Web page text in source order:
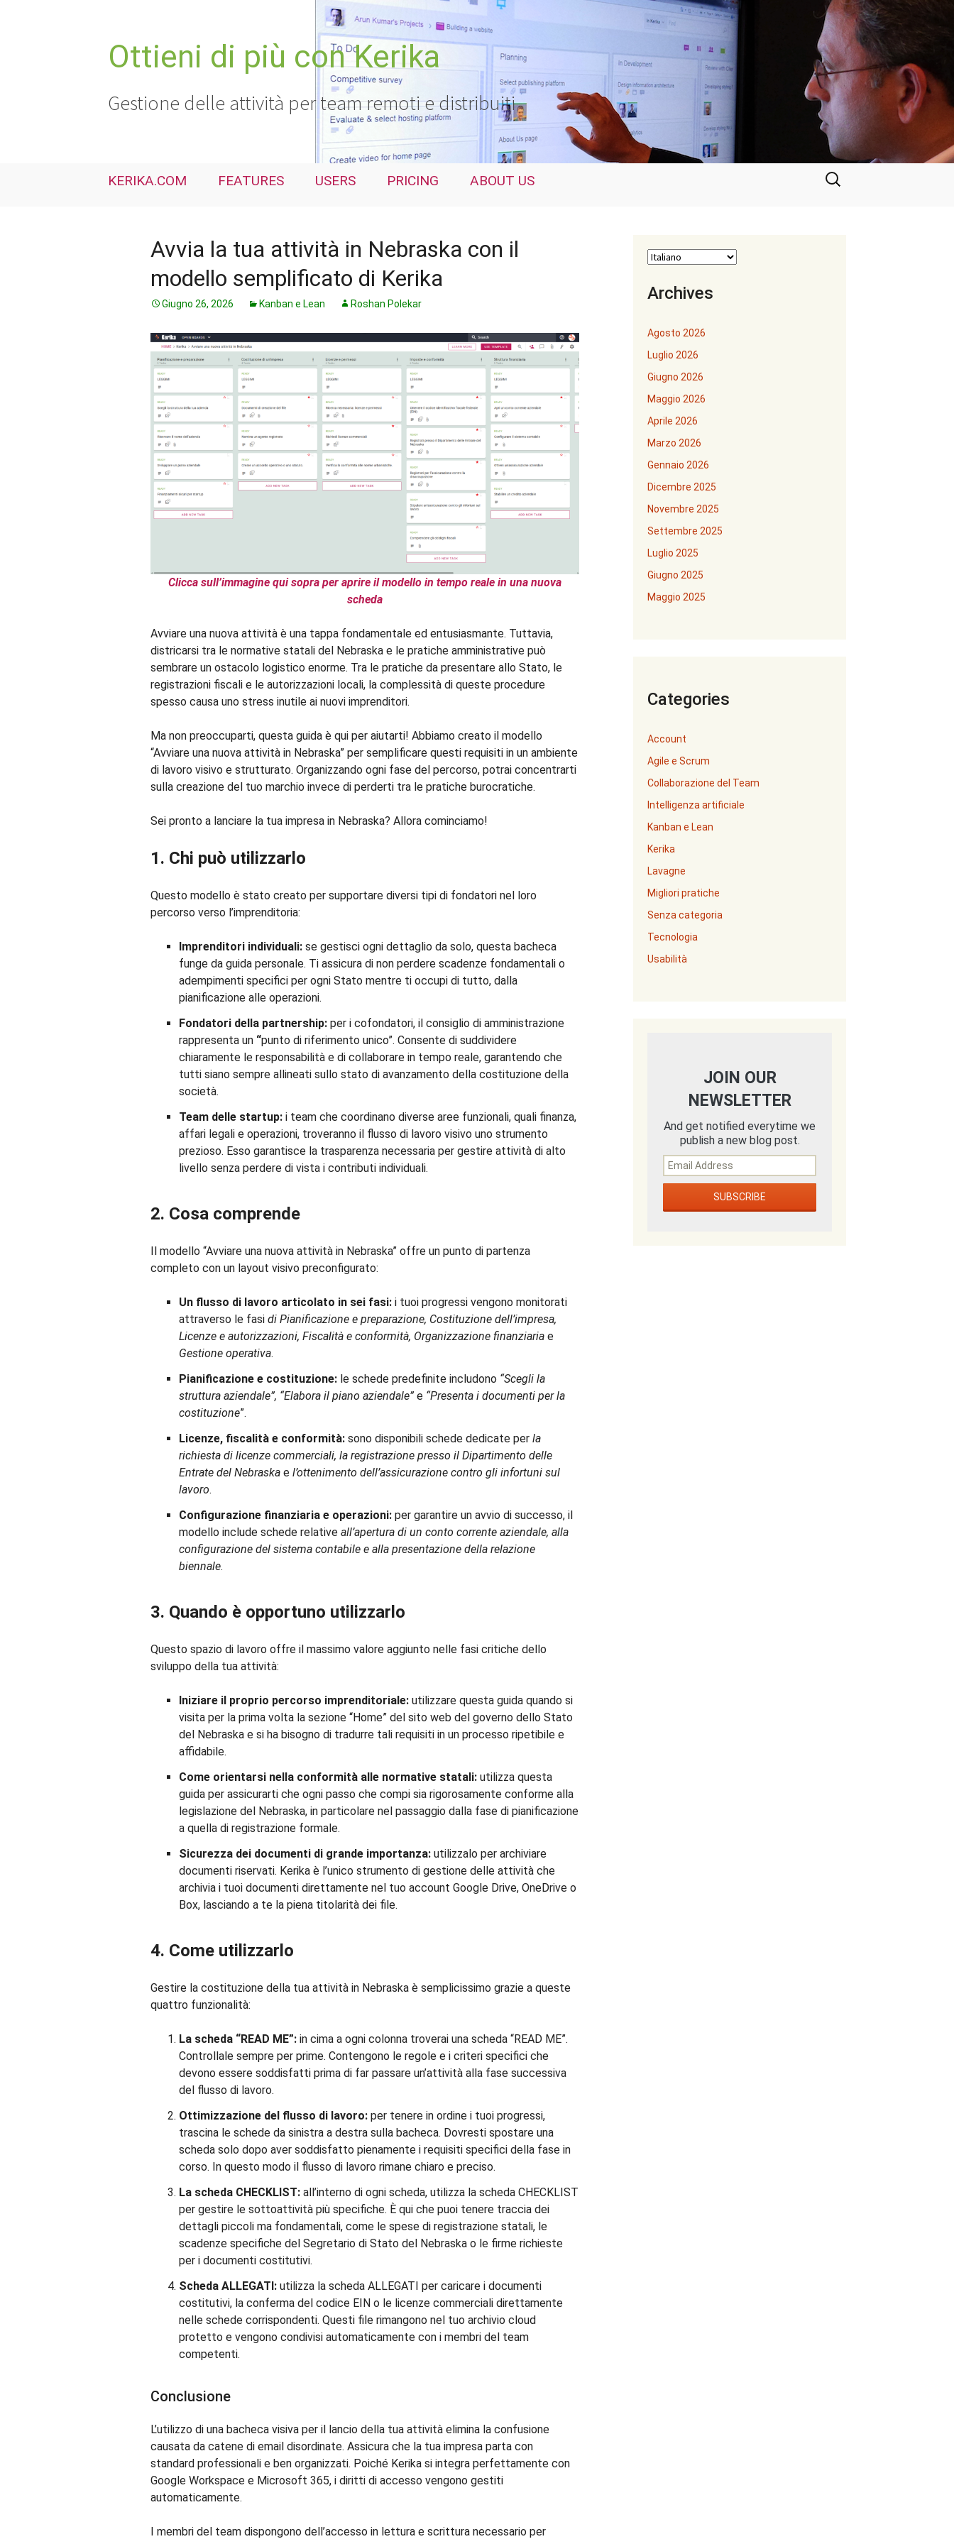
Ottieni di più con Kerika
Gestione delle attività per team remoti e distribuiti
KERIKA.COM FEATURES USERS PRICING ABOUT US
Ricerca
per:
Avvia la tua attività in Nebraska con il
modello semplificato di Kerika
Giugno 26, 2026 Kanban e Lean Roshan Polekar
Clicca sull’immagine qui sopra per aprire il modello in tempo reale in una nuova
scheda
Avviare una nuova attività è una tappa fondamentale ed entusiasmante. Tuttavia,
districarsi tra le normative statali del Nebraska e le pratiche amministrative può
sembrare un ostacolo logistico enorme. Tra le pratiche da presentare allo Stato, le
registrazioni fiscali e le autorizzazioni locali, la complessità di queste procedure
spesso causa uno stress inutile ai nuovi imprenditori.
Ma non preoccuparti, questa guida è qui per aiutarti! Abbiamo creato il modello
“Avviare una nuova attività in Nebraska” per semplificare questi requisiti in un ambiente
di lavoro visivo e strutturato. Organizzando ogni fase del percorso, potrai concentrarti
sulla creazione del tuo marchio invece di perderti tra le pratiche burocratiche.
Sei pronto a lanciare la tua impresa in Nebraska? Allora cominciamo!
1. Chi può utilizzarlo
Questo modello è stato creato per supportare diversi tipi di fondatori nel loro
percorso verso l’imprenditoria:
Imprenditori individuali: se gestisci ogni dettaglio da solo, questa bacheca
funge da guida personale. Ti assicura di non perdere scadenze fondamentali o
adempimenti specifici per ogni Stato mentre ti occupi di tutto, dalla
pianificazione alle operazioni.
Fondatori della partnership: per i cofondatori, il consiglio di amministrazione
rappresenta un “punto di riferimento unico”. Consente di suddividere
chiaramente le responsabilità e di collaborare in tempo reale, garantendo che
tutti siano sempre allineati sullo stato di avanzamento della costituzione della
società.
Team delle startup: i team che coordinano diverse aree funzionali, quali finanza,
affari legali e operazioni, troveranno il flusso di lavoro visivo uno strumento
prezioso. Esso garantisce la trasparenza necessaria per gestire attività di alto
livello senza perdere di vista i contributi individuali.
2. Cosa comprende
Il modello “Avviare una nuova attività in Nebraska” offre un punto di partenza
completo con un layout visivo preconfigurato:
Un flusso di lavoro articolato in sei fasi: i tuoi progressi vengono monitorati
attraverso le fasi di Pianificazione e preparazione, Costituzione dell’impresa,
Licenze e autorizzazioni, Fiscalità e conformità, Organizzazione finanziaria e
Gestione operativa.
Pianificazione e costituzione: le schede predefinite includono “Scegli la
struttura aziendale”, “Elabora il piano aziendale” e “Presenta i documenti per la
costituzione”.
Licenze, fiscalità e conformità: sono disponibili schede dedicate per la
richiesta di licenze commerciali, la registrazione presso il Dipartimento delle
Entrate del Nebraska e l’ottenimento dell’assicurazione contro gli infortuni sul
lavoro.
Configurazione finanziaria e operazioni: per garantire un avvio di successo, il
modello include schede relative all’apertura di un conto corrente aziendale, alla
configurazione del sistema contabile e alla presentazione della relazione
biennale.
3. Quando è opportuno utilizzarlo
Questo spazio di lavoro offre il massimo valore aggiunto nelle fasi critiche dello
sviluppo della tua attività:
Iniziare il proprio percorso imprenditoriale: utilizzare questa guida quando si
visita per la prima volta la sezione “Home” del sito web del governo dello Stato
del Nebraska e si ha bisogno di tradurre tali requisiti in un processo ripetibile e
affidabile.
Come orientarsi nella conformità alle normative statali: utilizza questa
guida per assicurarti che ogni passo che compi sia rigorosamente conforme alla
legislazione del Nebraska, in particolare nel passaggio dalla fase di pianificazione
a quella di registrazione formale.
Sicurezza dei documenti di grande importanza: utilizzalo per archiviare
documenti riservati. Kerika è l’unico strumento di gestione delle attività che
archivia i tuoi documenti direttamente nel tuo account Google Drive, OneDrive o
Box, lasciando a te la piena titolarità dei file.
4. Come utilizzarlo
Gestire la costituzione della tua attività in Nebraska è semplicissimo grazie a queste
quattro funzionalità:
La scheda “READ ME”: in cima a ogni colonna troverai una scheda “READ ME”.
Controllale sempre per prime. Contengono le regole e i criteri specifici che
devono essere soddisfatti prima di far passare un’attività alla fase successiva
del flusso di lavoro.
Ottimizzazione del flusso di lavoro: per tenere in ordine i tuoi progressi,
trascina le schede da sinistra a destra sulla bacheca. Dovresti spostare una
scheda solo dopo aver soddisfatto pienamente i requisiti specifici della fase in
corso. In questo modo il flusso di lavoro rimane chiaro e preciso.
La scheda CHECKLIST: all’interno di ogni scheda, utilizza la scheda CHECKLIST
per gestire le sottoattività più specifiche. È qui che puoi tenere traccia dei
dettagli piccoli ma fondamentali, come le spese di registrazione statali, le
scadenze specifiche del Segretario di Stato del Nebraska o le firme richieste
per i documenti costitutivi.
Scheda ALLEGATI: utilizza la scheda ALLEGATI per caricare i documenti
costitutivi, la conferma del codice EIN o le licenze commerciali direttamente
nelle schede corrispondenti. Questi file rimangono nel tuo archivio cloud
protetto e vengono condivisi automaticamente con i membri del team
competenti.
Conclusione
L’utilizzo di una bacheca visiva per il lancio della tua attività elimina la confusione
causata da catene di email disordinate. Assicura che la tua impresa parta con
standard professionali e ben organizzati. Poiché Kerika si integra perfettamente con
Google Workspace e Microsoft 365, i diritti di accesso vengono gestiti
automaticamente.
I membri del team dispongono dell’accesso in lettura e scrittura necessario per
Archives
Agosto 2026
Luglio 2026
Giugno 2026
Maggio 2026
Aprile 2026
Marzo 2026
Gennaio 2026
Dicembre 2025
Novembre 2025
Settembre 2025
Luglio 2025
Giugno 2025
Maggio 2025
Categories
Account
Agile e Scrum
Collaborazione del Team
Intelligenza artificiale
Kanban e Lean
Kerika
Lavagne
Migliori pratiche
Senza categoria
Tecnologia
Usabilità
JOIN OUR
NEWSLETTER
And get notified everytime we
publish a new blog post.